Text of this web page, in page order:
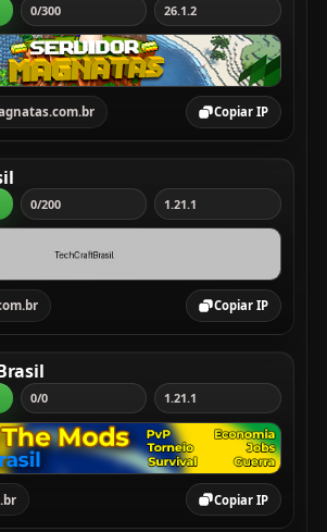
Copiar IP
0/300 26.1.2
Copiar IP
0/200 1.21.1
Copiar IP
0/0 1.21.1